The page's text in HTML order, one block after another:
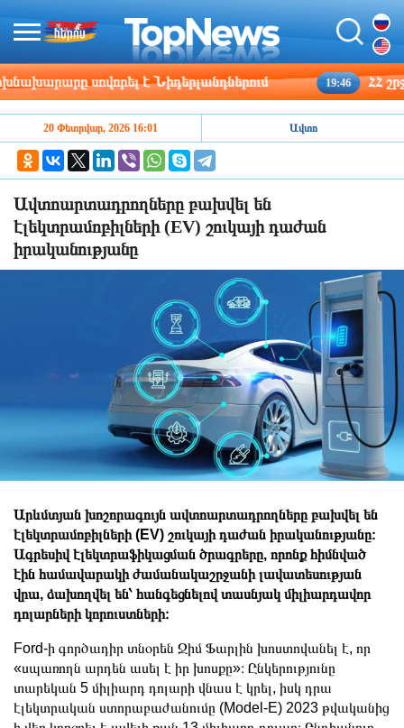
սովորել է Նիդերլանդներում 19:46 ՀՀ
20 Փետրվար, 2026 16:01 Ավտո
Ավտոարտադրողները բախվել են
էլեկտրամոբիլների (EV) շուկայի դաժան
իրականությանը
Արևմտյան խոշորագույն ավտոարտադրողները բախվել են
էլեկտրամոբիլների (EV) շուկայի դաժան իրականությանը։
Ագրեսիվ էլեկտրաֆիկացման ծրագրերը, որոնք հիմնված
էին համավարակի ժամանակաշրջանի լավատեսության
վրա, ձախողվել են՝ հանգեցնելով տասնյակ միլիարդավոր
դոլարների կորուստների։
Ford-ի գործադիր տնօրեն Ջիմ Ֆարլին խոստովանել է, որ
«սպառողն արդեն ասել է իր խոսքը»։ Ընկերությունը
տարեկան 5 միլիարդ դոլարի վնաս է կրել, իսկ դրա
էլեկտրական ստորաբաժանումը (Model-E) 2023 թվականից